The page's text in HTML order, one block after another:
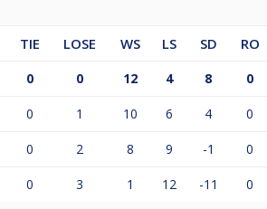
TIE LOSE WS LS SD RO
0 0 12 4 8 0
0 1 10 6 4 0
0 2 8 9 -1 0
0 3 1 12 -11 0